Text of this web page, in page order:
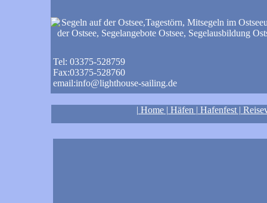
Tel: 03375-528759
Fax:03375-528760
email:info@lighthouse-sailing.de
| Home| Häfen | Hafenfest|